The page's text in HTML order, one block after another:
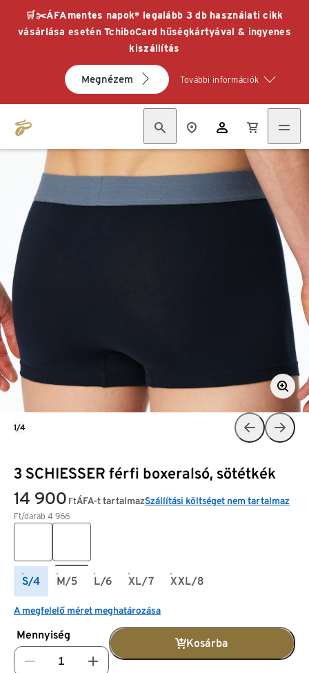
🛒✂️ÁFAmentes napok* legalább 3 db használati cikk
vásárlása esetén TchiboCard hűségkártyával & ingyenes
kiszállítás
Megnézem További információk
3 SCHIESSER férfi boxeralsó, sötétkék
14 900 Ft
Ft/darab 4 966
ÁFA-t tartalmazSzállítási költséget nem tartalmaz
S/4 M/5 L/6 XL/7 XXL/8
A megfelelő méret meghatározása
Mennyiség
Kosárba
1/4